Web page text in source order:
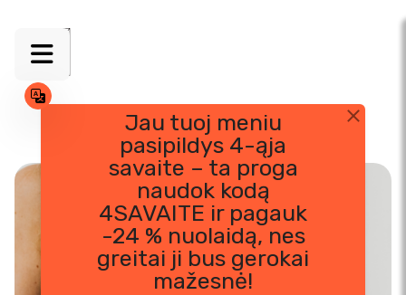
content
Jau tuoj meniu
pasipildys 4-ąja
savaite – ta proga
naudok kodą
4SAVAITE ir pagauk
-24 % nuolaidą, nes
greitai ji bus gerokai
mažesnė!